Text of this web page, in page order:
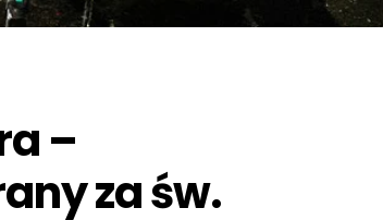
–
za św.